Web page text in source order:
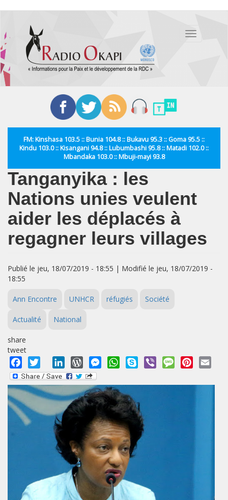
contenu
principal
Toggle
FM: Kinshasa 103.5 :: Bunia 104.8 :: Bukavu 95.3 :: Goma 95.5 ::
Kindu 103.0 :: Kisangani 94.8 :: Lubumbashi 95.8 :: Matadi 102.0 ::
Mbandaka 103.0 :: Mbuji-mayi 93.8
Tanganyika : les
Nations unies veulent
aider les déplacés à
regagner leurs villages
Publié le jeu, 18/07/2019 - 18:55 | Modifié le jeu, 18/07/2019 -
18:55
Ann Encontre UNHCR réfugiés Société
Actualité National
share
tweet
Facebook
Twitter LinkedInWordPressMessengerWhatsApp
Skype Viber MessagePinterest